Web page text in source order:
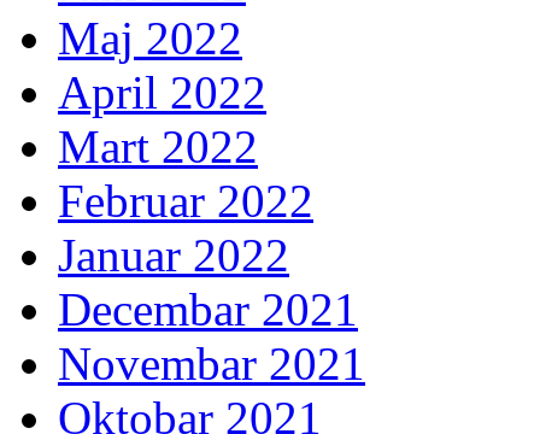
Maj 2022
April 2022
Mart 2022
Februar 2022
Januar 2022
Decembar 2021
Novembar 2021
Oktobar 2021